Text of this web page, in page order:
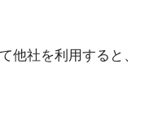
他社を利用すると、